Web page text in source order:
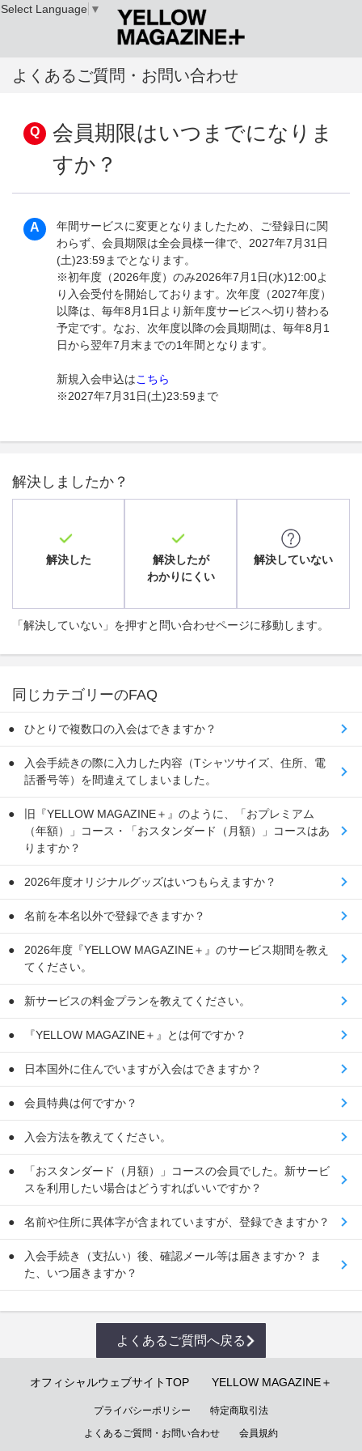
よくあるご質問・お問い合わせ
会員期限はいつまでになりま
すか？
年間サービスに変更となりましたため、ご登録日に関
わらず、会員期限は全会員様一律で、2027年7月31日
(土)23:59までとなります。
※初年度（2026年度）のみ2026年7月1日(水)12:00よ
り入会受付を開始しております。次年度（2027年度）
以降は、毎年8月1日より新年度サービスへ切り替わる
予定です。なお、次年度以降の会員期間は、毎年8月1
日から翌年7月末までの1年間となります。
新規入会申込はこちら
※2027年7月31日(土)23:59まで
解決しましたか？
解決した
解決したが
わかりにくい
解決していない
「解決していない」を押すと問い合わせページに移動します。
同じカテゴリーのFAQ
ひとりで複数口の入会はできますか？
入会手続きの際に入力した内容（Tシャツサイズ、住所、電
話番号等）を間違えてしまいました。
旧『YELLOW MAGAZINE＋』のように、「おプレミアム
（年額）」コース・「おスタンダード（月額）」コースはあ
りますか？
2026年度オリジナルグッズはいつもらえますか？
名前を本名以外で登録できますか？
2026年度『YELLOW MAGAZINE＋』のサービス期間を教え
てください。
新サービスの料金プランを教えてください。
『YELLOW MAGAZINE＋』とは何ですか？
日本国外に住んでいますが入会はできますか？
会員特典は何ですか？
入会方法を教えてください。
「おスタンダード（月額）」コースの会員でした。新サービ
スを利用したい場合はどうすればいいですか？
名前や住所に異体字が含まれていますが、登録できますか？
入会手続き（支払い）後、確認メール等は届きますか？ ま
た、いつ届きますか？
よくあるご質問へ戻る
オフィシャルウェブサイトTOP YELLOW MAGAZINE＋
プライバシーポリシー
特定商取引法
よくあるご質問・お問い合わせ
会員規約
Select Language ▼